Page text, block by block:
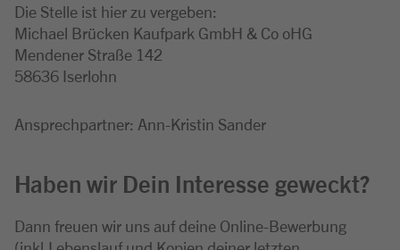
Die Stelle ist hier zu vergeben:
Michael Brücken Kaufpark GmbH & Co oHG
Mendener Straße 142
58636 Iserlohn
Ansprechpartner: Ann-Kristin Sander
Haben wir Dein Interesse geweckt?
Dann freuen wir uns auf deine Online-Bewerbung